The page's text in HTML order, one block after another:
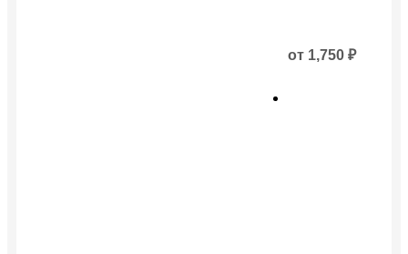
от 1,750 ₽